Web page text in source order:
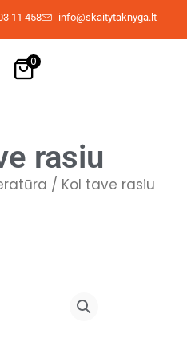
11 458 info@skaitytaknyga.lt
0
rasiu
/ Kol tave rasiu